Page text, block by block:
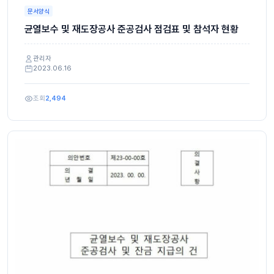
문서양식
균열보수 및 재도장공사 준공검사 점검표 및 참석자 현황
관리자
2023.06.16
조회2,494